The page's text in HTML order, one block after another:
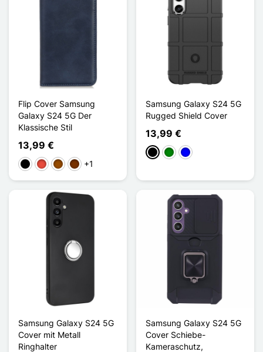
Flip Cover Samsung
Galaxy S24 5G Der
Klassische Stil
13,99 €
Schwarz
Rot BraunKaffee
+1
Samsung Galaxy S24 5G
Rugged Shield Cover
13,99 €
Schwarz
GrünBlau
Samsung Galaxy S24 5G
Cover mit Metall
Ringhalter
Samsung Galaxy S24 5G
Cover Schiebe-
Kameraschutz,